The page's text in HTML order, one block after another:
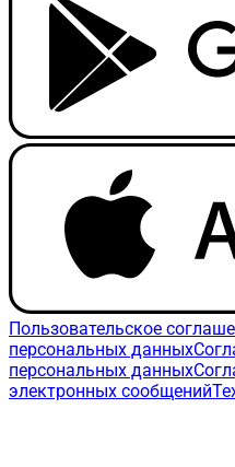
Пользовательское
персональных данных
персональных данных
электронных сообщений